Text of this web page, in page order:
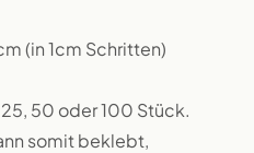
(in 1cm Schritten)
50 oder 100 Stück.
somit beklebt,